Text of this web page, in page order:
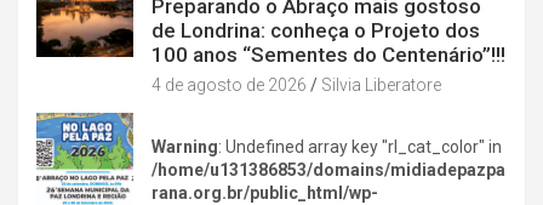
Preparando o Abraço mais gostoso
de Londrina: conheça o Projeto dos
100 anos “Sementes do Centenário”!!!
4 de agosto de 2026 Silvia Liberatore
Warning: Undefined array key "rl_cat_color" in
/home/u131386853/domains/midiadepazpa
rana.org.br/public_html/wp-